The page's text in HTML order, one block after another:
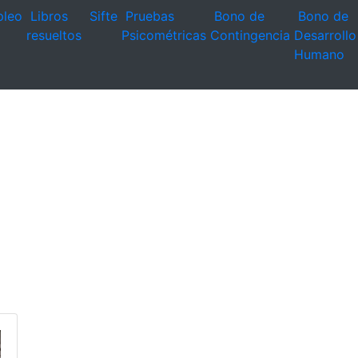
Libros
resueltos
Sifte Pruebas
Psicométricas
Bono de
Contingencia
Bono de
Desarrollo
Humano